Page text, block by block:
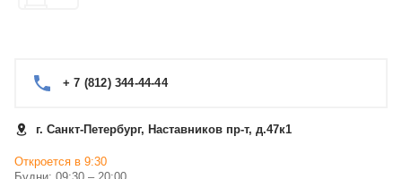
+ 7 (812) 344-44-44
г. Санкт-Петербург, Наставников пр-т, д.47к1
Откроется в 9:30